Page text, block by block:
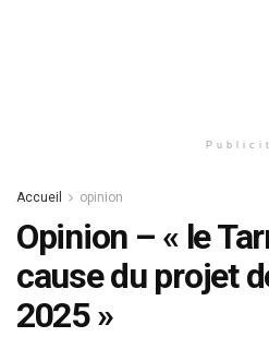
Accueil opinion
Opinion – « le
cause du projet
2025 »